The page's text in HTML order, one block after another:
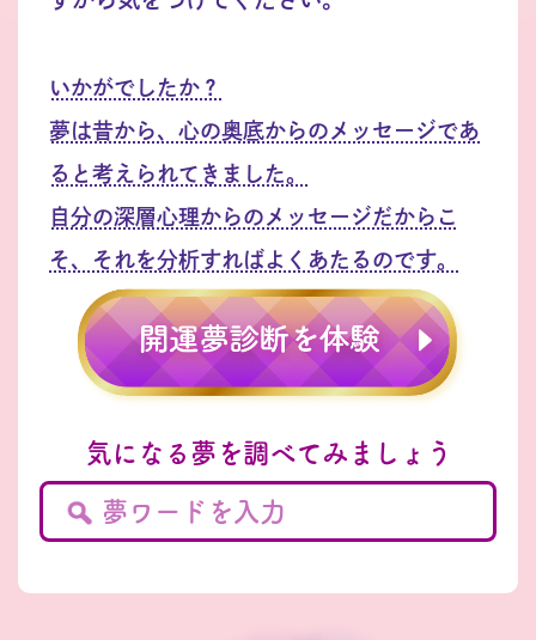
いかがでしたか？
夢は昔から、心の奥底からのメッセージであ
ると考えられてきました。
自分の深層心理からのメッセージだからこ
そ、それを分析すればよくあたるのです。
気になる夢を調べてみましょう